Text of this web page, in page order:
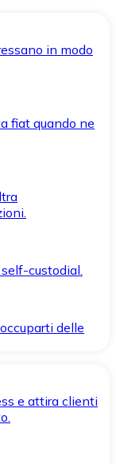
in modo
fiat quando ne
custodial.
delle
e attira clienti